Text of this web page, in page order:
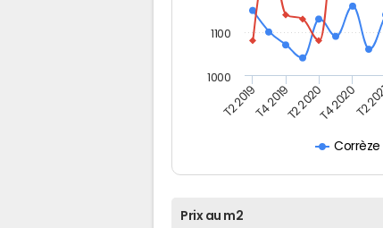
Corrèze
T2 2019T4 2019T2 2020T4 2020T2
1000
1100
Prix au m2